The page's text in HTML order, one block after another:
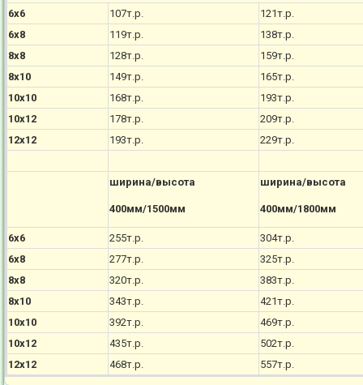
6х6 107т.р.
121т.р.
6х8
119т.р.
138т.р.
8х8
128т.р.
159т.р.
8х10
149т.р.
165т.р.
10х10
168т.р.
193т.р.
10х12
178т.р.
209т.р.
12х12
193т.р. 229т.р.
ширина/высота
400мм/1500мм
ширина/высота
400мм/1800мм
6х6 255т.р.
304т.р.
6х8
277т.р.
325т.р.
8х8
320т.р.
383т.р.
8х10
343т.р.
421т.р.
10х10
392т.р.
469т.р.
10х12
435т.р.
502т.р.
12х12
468т.р. 557т.р.